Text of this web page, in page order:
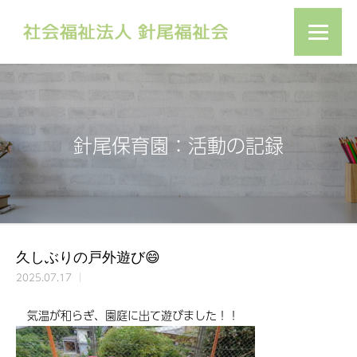
針尾保育園：活動の記録
久しぶりの戸外遊び😄
2025.07.17
気温が和らぎ、園庭に出て遊びました！！